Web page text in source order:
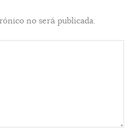
no será publicada.